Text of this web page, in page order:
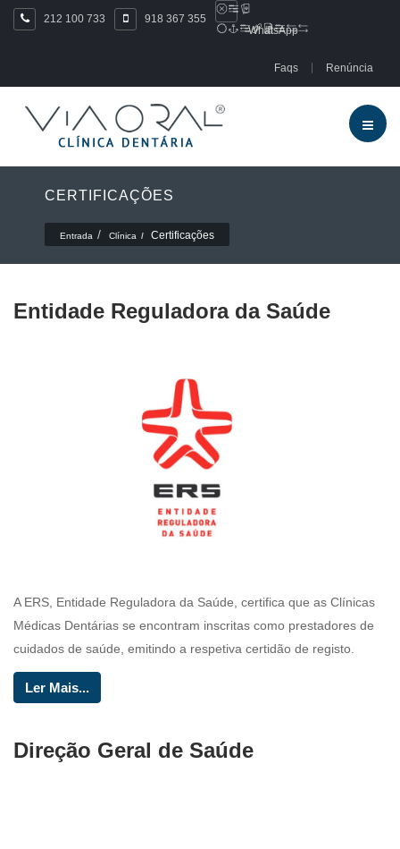
212 100 733
918 367 355
WhatsApp
Faqs Renúncia
CERTIFICAÇÕES
Entrada Clínica Certificações
Entidade Reguladora da Saúde
A ERS, Entidade Reguladora da Saúde, certifica que as Clínicas
Médicas Dentárias se encontram inscritas como prestadores de
cuidados de saúde, emitindo a respetiva certidão de registo.
Ler Mais...
Direção Geral de Saúde